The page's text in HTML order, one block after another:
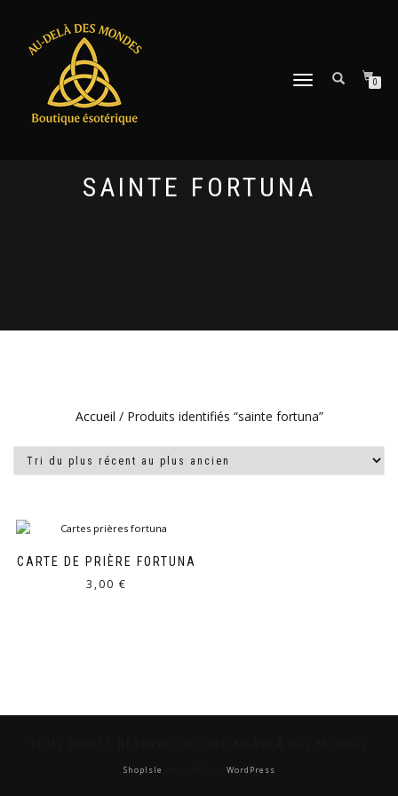
DÉPLIER
0
SAINTE FORTUNA
Accueil / Produits identifiés “sainte fortuna”
CARTE DE PRIÈRE FORTUNA
3,00 €
ShopIsle WordPress